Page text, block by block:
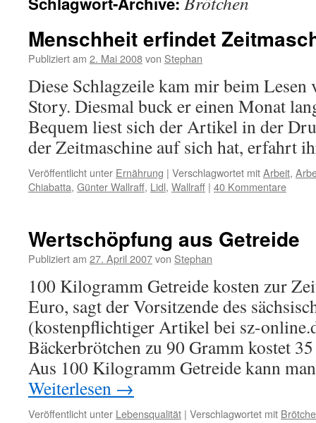
Menschheit erfindet
Publiziert am 2. Mai 2008von Stephan
Diese Schlagzeile kam mir beim Lesen
Story. Diesmal buck er einen Monat
Bequem liest sich der Artikel in der
der Zeitmaschine auf sich hat, erfahrt
Veröffentlicht unter Ernährung | Verschlagwortet mitArbeit,
Chiabatta, Günter Wallraff, Lidl, Wallraff | 40 Kommentare
Wertschöpfung aus Getreide
Publiziert am 27. April 2007von Stephan
100 Kilogramm Getreide kosten zur
Euro, sagt der Vorsitzende des
(kostenpflichtiger Artikel bei sz-
Bäckerbrötchen zu 90 Gramm kostet
Aus 100 Kilogramm Getreide kann
Weiterlesen →
Veröffentlicht unter Lebensqualität | Verschlagwortet mit